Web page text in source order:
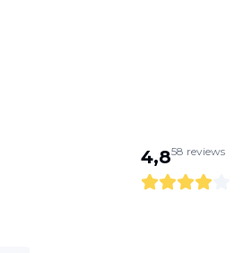
4,858 reviews